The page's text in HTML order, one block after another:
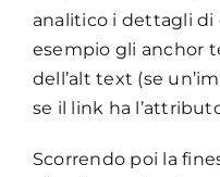
analitico i dettagli di
esempio gli anchor
dell’alt text (se
se il link ha
Scorrendo poi la